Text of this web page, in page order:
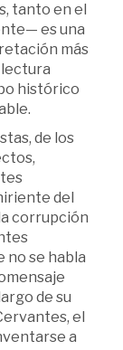
tanto en el
es una
más
lectura
histórico
de los
del
corrupción
no se habla
de su
el
a